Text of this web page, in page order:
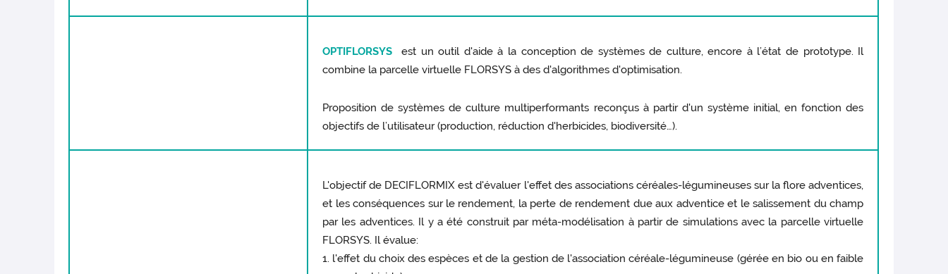
OPTIFLORSYS est un outil d'aide à la conception de systèmes de culture, encore à l’état de prototype. Il
combine la parcelle virtuelle FLORSYS à des d'algorithmes d'optimisation.
Proposition de systèmes de culture multiperformants reconçus à partir d'un système initial, en fonction des
objectifs de l’utilisateur (production, réduction d'herbicides, biodiversité…).
L'objectif de DECIFLORMIX est d'évaluer l'effet des associations céréales-légumineuses sur la flore adventices,
et les conséquences sur le rendement, la perte de rendement due aux adventice et le salissement du champ
par les adventices. Il y a été construit par méta-modélisation à partir de simulations avec la parcelle virtuelle
FLORSYS. Il évalue:
1. l'effet du choix des espèces et de la gestion de l'association céréale-légumineuse (gérée en bio ou en faible